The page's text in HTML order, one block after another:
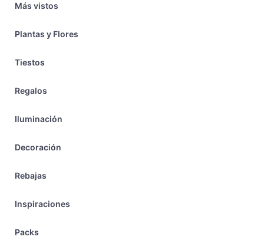
Más vistos
Plantas y Flores
Tiestos
Regalos
Iluminación
Decoración
Rebajas
Inspiraciones
Packs